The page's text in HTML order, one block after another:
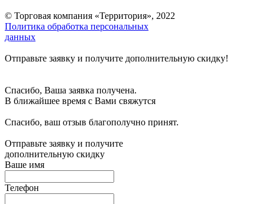
© Торговая компания «Территория», 2022
Политика обработка персональных
данных
Отправьте заявку и получите дополнительную скидку!
Спасибо, Ваша заявка получена.
В ближайшее время с Вами свяжутся
Спасибо, ваш отзыв благополучно принят.
Отправьте заявку и получите
дополнительную скидку
Ваше имя
Телефон